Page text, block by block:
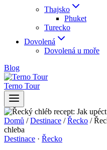
Thajsko
Phuket
Turecko
Dovolená
Dovolená u moře
Blog
Terno Tour
Domů / Destinace / Řecko /
chleba
Destinace · Řecko